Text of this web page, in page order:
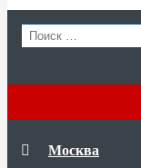
Search
for:
Москва